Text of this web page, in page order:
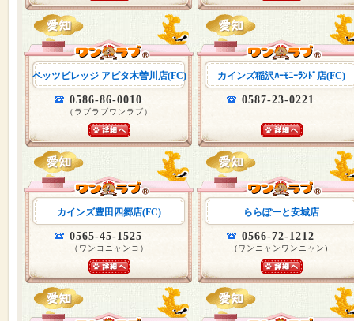
ペッツビレッジ アピタ木曽川店(FC)
0586-86-0010
（ラブラブワンラブ）
カインズ稲沢ﾊｰﾓﾆｰﾗﾝﾄﾞ店(FC)
0587-23-0221
カインズ豊田四郷店(FC)
0565-45-1525
（ワンコニャンコ）
ららぽーと安城店
0566-72-1212
(ワンニャンワンニャン)